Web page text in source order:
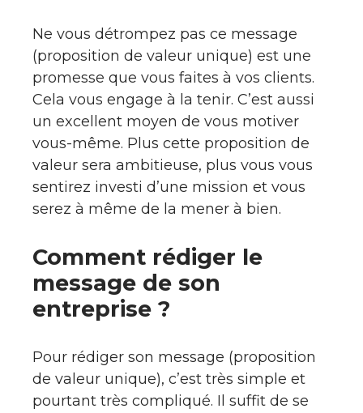
Ne vous détrompez pas ce message
(proposition de valeur unique) est une
promesse que vous faites à vos clients.
Cela vous engage à la tenir. C’est aussi
un excellent moyen de vous motiver
vous-même. Plus cette proposition de
valeur sera ambitieuse, plus vous vous
sentirez investi d’une mission et vous
serez à même de la mener à bien.
Comment rédiger le
message de son
entreprise ?
Pour rédiger son message (proposition
de valeur unique), c’est très simple et
pourtant très compliqué. Il suffit de se